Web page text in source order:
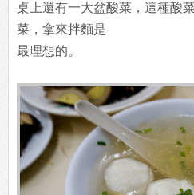
桌上還有一大盆酸菜，這種酸
菜，拿來拌麵是
最理想的。